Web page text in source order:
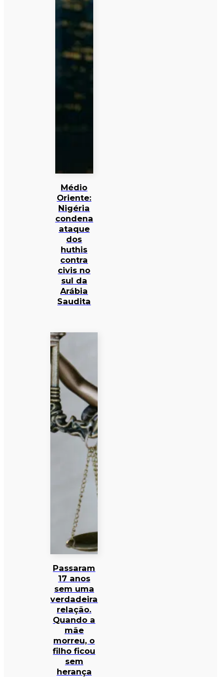
Médio
Oriente:
Nigéria
condena
ataque
dos
huthis
contra
civis no
sul da
Arábia
Saudita
Passaram
17 anos
sem uma
verdadeira
relação.
Quando a
mãe
morreu, o
filho ficou
sem
herança